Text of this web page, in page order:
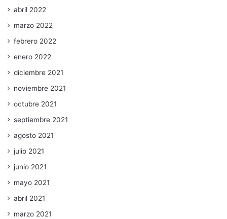
abril 2022
marzo 2022
febrero 2022
enero 2022
diciembre 2021
noviembre 2021
octubre 2021
septiembre 2021
agosto 2021
julio 2021
junio 2021
mayo 2021
abril 2021
marzo 2021